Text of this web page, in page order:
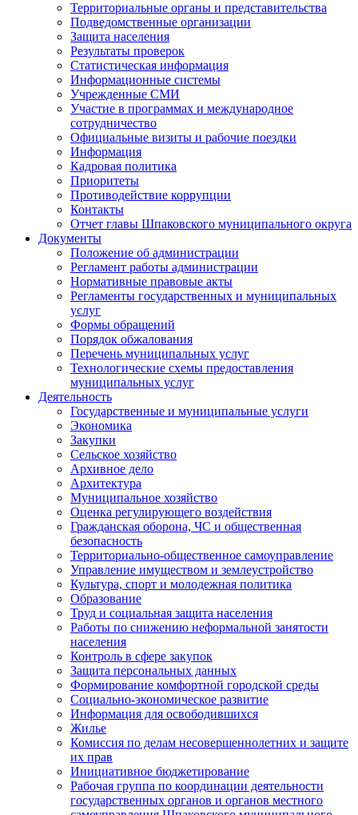
Территориальные органы и представительства
Подведомственные организации
Защита населения
Результаты проверок
Статистическая информация
Информационные системы
Учрежденные СМИ
Участие в программах и международное
сотрудничество
Официальные визиты и рабочие поездки
Информация
Кадровая политика
Приоритеты
Противодействие коррупции
Контакты
Отчет главы Шпаковского муниципального округа
Документы
Положение об администрации
Регламент работы администрации
Нормативные правовые акты
Регламенты государственных и муниципальных
услуг
Формы обращений
Порядок обжалования
Перечень муниципальных услуг
Технологические схемы предоставления
муниципальных услуг
Деятельность
Государственные и муниципальные услуги
Экономика
Закупки
Сельское хозяйство
Архивное дело
Архитектура
Муниципальное хозяйство
Оценка регулирующего воздействия
Гражданская оборона, ЧС и общественная
безопасность
Территориально-общественное самоуправление
Управление имуществом и землеустройство
Культура, спорт и молодежная политика
Образование
Труд и социальная защита населения
Работы по снижению неформальной занятости
населения
Контроль в сфере закупок
Защита персональных данных
Формирование комфортной городской среды
Социально-экономическое развитие
Информация для освободившихся
Жилье
Комиссия по делам несовершеннолетних и защите
их прав
Инициативное бюджетирование
Рабочая группа по координации деятельности
государственных органов и органов местного